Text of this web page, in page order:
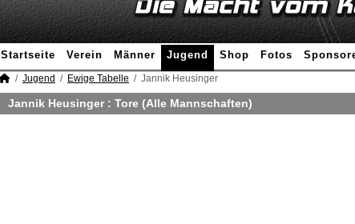
Startseite Verein Männer Jugend Shop Fotos
Jugend Ewige Tabelle Jannik Heusinger
Jannik Heusinger : Tore (Alle Mannschaften)